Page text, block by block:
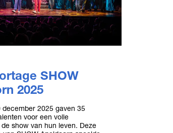
SHOW
2025
december 2025 gaven 35
voor een volle
show van hun leven. Deze